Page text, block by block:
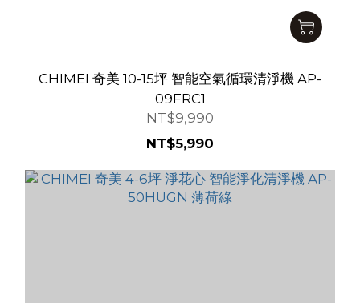
CHIMEI 奇美 10-15坪 智能空氣循環清淨機 AP-
09FRC1
NT$9,990
NT$5,990